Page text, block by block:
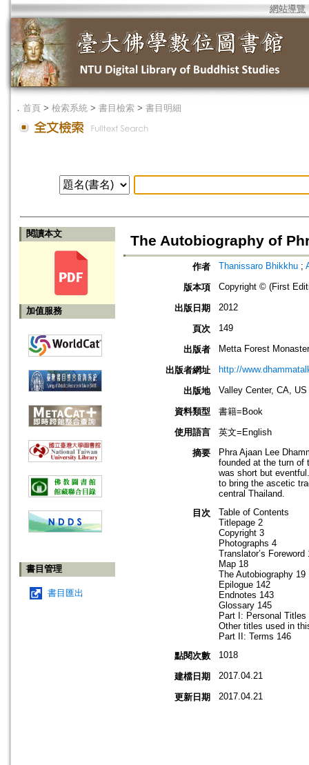
網站導覽
． 首頁 > 檢索系統 > 書目檢索 > 書目明細
閱讀本文
加值服務
書目管理
書目匯出
The Autobiography of
作者 Thanissaro Bhikkhu ;
版本項 Copyright © (First
出版日期 2012
頁次 149
出版者 Metta Forest
出版者網址 http://
出版地 Valley Center, CA, US
資料類型
書籍=Book
使用語言
英文=English
摘要
Phra Ajaan Lee
founded at the turn of
was short but
to bring the ascetic
central Thailand.
目次
Table of Contents
Titlepage 2
Copyright 3
Photographs 4
Translator’s Foreword
Map 18
The Autobiography 19
Epilogue 142
Endnotes 143
Glossary 145
Part I: Personal Titles
Other titles used in
Part II: Terms 146
點閱次數
1018
建檔日期 2017.04.21
更新日期 2017.04.21